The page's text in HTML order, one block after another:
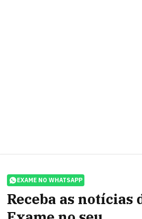
EXAME NO WHATSAPP
Receba as notícias